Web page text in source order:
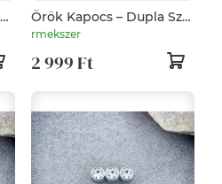
Örök Kapocs – Dupla Szív
MoMents™ Charm Medál
rmekszer
2 999 Ft